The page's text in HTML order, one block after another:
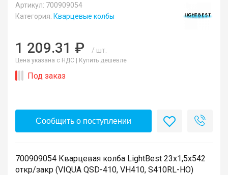
Артикул: 700909054
Категория: Кварцевые колбы
1 209.31 ₽ / шт.
Цена указана с НДС | Купить дешевле
Под заказ
Сообщить о поступлении
700909054 Кварцевая колба LightBest 23x1,5x542
откр/закр (VIQUA QSD-410, VH410, S410RL-HO)